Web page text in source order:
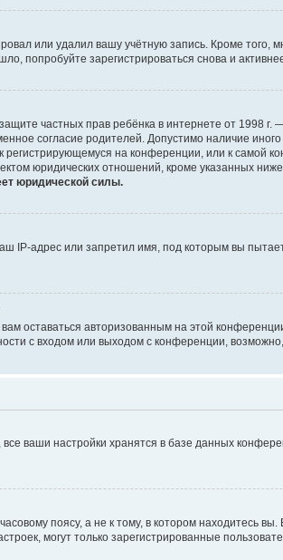
или удалил вашу учётную запись. Кроме
попробуйте зарегистрироваться снова и активнее
частных прав ребёнка в интернете от
согласие родителей. Допустимо наличие
регистрирующемуся на конференции, или к
юридических отношений, кроме указанных
юридической силы.
IP-адрес или запретил имя, под которым вы
оставаться авторизованным на этой
с входом или выходом с конференции,
ваши настройки хранятся в базе данных
поясу, а не к тому, в котором находитесь
могут только зарегистрированные